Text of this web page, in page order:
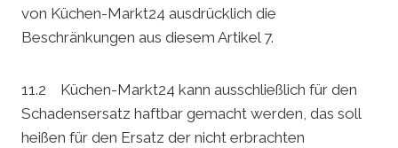
von Küchen-Markt24 ausdrücklich die
Beschränkungen aus diesem Artikel 7.
11.2 Küchen-Markt24 kann ausschließlich für den
Schadensersatz haftbar gemacht werden, das soll
heißen für den Ersatz der nicht erbrachten